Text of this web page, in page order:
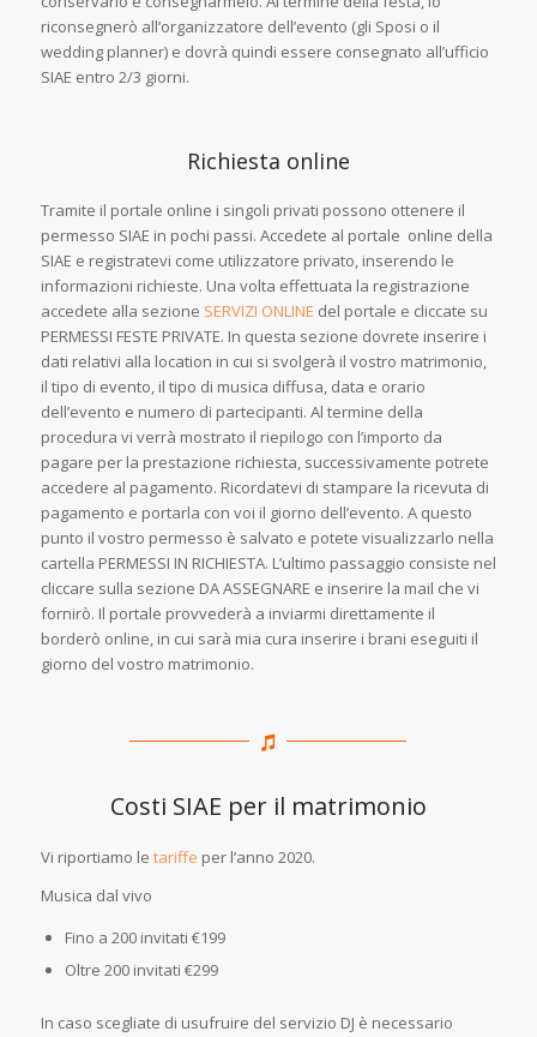
riconsegnerò all’organizzatore dell’evento (gli Sposi o il
wedding planner) e dovrà quindi essere consegnato all’ufficio
SIAE entro 2/3 giorni.
Richiesta online
Tramite il portale online i singoli privati possono ottenere il
permesso SIAE in pochi passi. Accedete al portale online della
SIAE e registratevi come utilizzatore privato, inserendo le
informazioni richieste. Una volta effettuata la registrazione
accedete alla sezione SERVIZI ONLINE del portale e cliccate su
PERMESSI FESTE PRIVATE. In questa sezione dovrete inserire i
dati relativi alla location in cui si svolgerà il vostro matrimonio,
il tipo di evento, il tipo di musica diffusa, data e orario
dell’evento e numero di partecipanti. Al termine della
procedura vi verrà mostrato il riepilogo con l’importo da
pagare per la prestazione richiesta, successivamente potrete
accedere al pagamento. Ricordatevi di stampare la ricevuta di
pagamento e portarla con voi il giorno dell’evento. A questo
punto il vostro permesso è salvato e potete visualizzarlo nella
cartella PERMESSI IN RICHIESTA. L’ultimo passaggio consiste nel
cliccare sulla sezione DA ASSEGNARE e inserire la mail che vi
fornirò. Il portale provvederà a inviarmi direttamente il
borderò online, in cui sarà mia cura inserire i brani eseguiti il
giorno del vostro matrimonio.
Costi SIAE per il matrimonio
Vi riportiamo le tariffe per l’anno 2020.
Musica dal vivo
Fino a 200 invitati €199
Oltre 200 invitati €299
In caso scegliate di usufruire del servizio DJ è necessario